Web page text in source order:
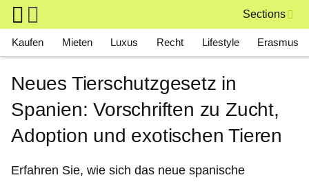
Skip to main content
Sections
Main navigation
Kaufen Mieten Luxus Recht Lifestyle Erasmus
Neues Tierschutzgesetz in
Spanien: Vorschriften zu Zucht,
Adoption und exotischen Tieren
Erfahren Sie, wie sich das neue spanische